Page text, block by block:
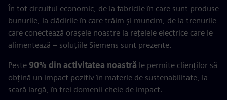
În tot circuitul economic, de la fabricile în care sunt produse
bunurile, la clădirile în care trăim și muncim, de la trenurile
care conectează orașele noastre la rețelele electrice care le
alimentează – soluțiile Siemens sunt prezente.
Peste 90% din activitatea noastră le permite clienților să
obțină un impact pozitiv în materie de sustenabilitate, la
scară largă, în trei domenii-cheie de impact.